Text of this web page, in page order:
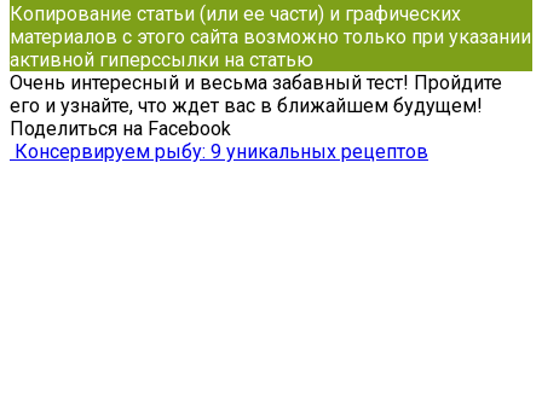
Копирование статьи (или ее части) и графических
материалов с этого сайта возможно только при указании
активной гиперссылки на статью
Очень интересный и весьма забавный тест! Пройдите
его и узнайте, что ждет вас в ближайшем будущем!
Поделиться на Facebook
Консервируем рыбу: 9 уникальных рецептов